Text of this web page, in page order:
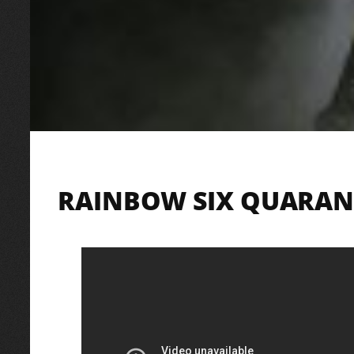
RAINBOW SIX